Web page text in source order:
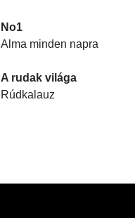
No1
Alma minden napra
A rudak világa
Rúdkalauz